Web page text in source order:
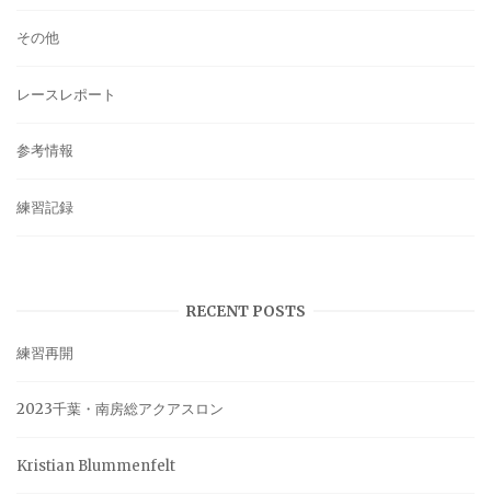
その他
レースレポート
参考情報
練習記録
RECENT POSTS
練習再開
2023千葉・南房総アクアスロン
Kristian Blummenfelt